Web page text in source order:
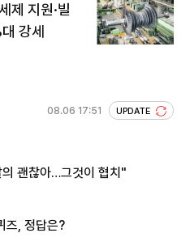
제 지원·빌
강세
08.06 17:51 UPDATE
괜찮아…그것이 협치"
즈, 정답은?